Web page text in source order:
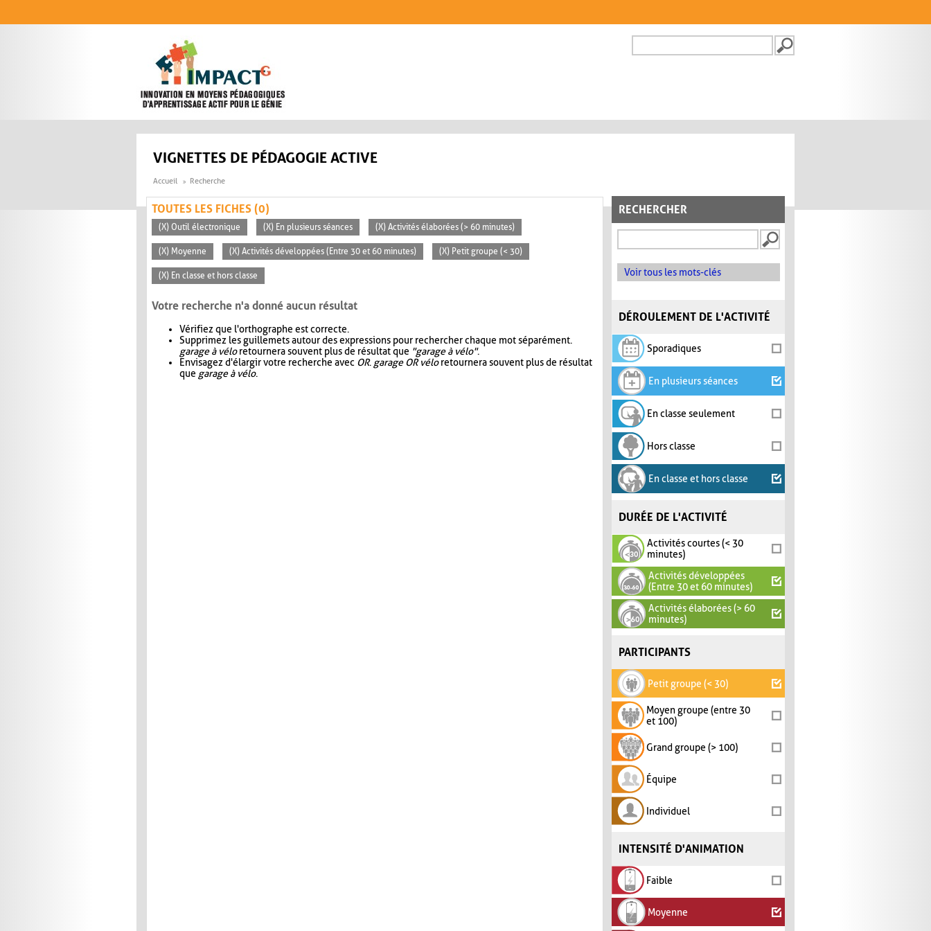
FORMULAIRE DE
VIGNETTES DE PÉDAGOGIE ACTIVE
Accueil Recherche
RECHERCHER
Voir tous les mots-clés
DÉROULEMENT DE L'ACTIVITÉ
Sporadiques
En plusieurs séances
En classe seulement
Hors classe
En classe et hors classe
DURÉE DE L'ACTIVITÉ
Activités courtes (< 30
minutes)
Activités développées
(Entre 30 et 60 minutes)
Activités élaborées (> 60
minutes)
PARTICIPANTS
Petit groupe (< 30)
Moyen groupe (entre 30
et 100)
Grand groupe (> 100)
Équipe
Individuel
INTENSITÉ D'ANIMATION
Faible
Moyenne
TOUTES LES FICHES (0)
(X) Outil électronique (X) En plusieurs séances (X) Activités élaborées (> 60 minutes)
(X) Moyenne (X) Activités développées (Entre 30 et 60 minutes) (X) Petit groupe (< 30)
(X) En classe et hors classe
Votre recherche n'a donné aucun résultat
Vérifiez que l'orthographe est correcte.
Supprimez les guillemets autour des expressions pour rechercher chaque mot séparément.
garage à véloretournera souvent plus de résultat que "garage à vélo".
Envisagez d'élargir votre recherche avec OR. garage OR véloretournera souvent plus de résultat
que garage à vélo.